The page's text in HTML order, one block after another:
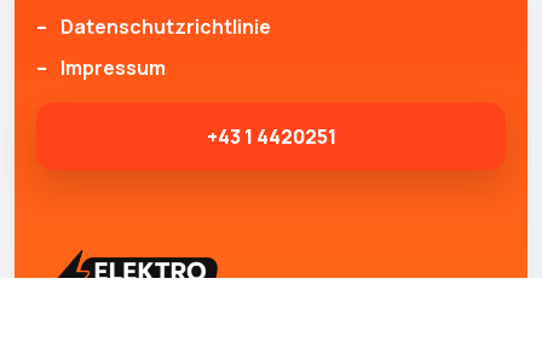
Datenschutzrichtlinie
Impressum
+43 1 4420251